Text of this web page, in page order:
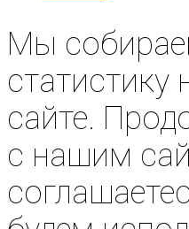
Мы
статистику
сайте.
с нашим